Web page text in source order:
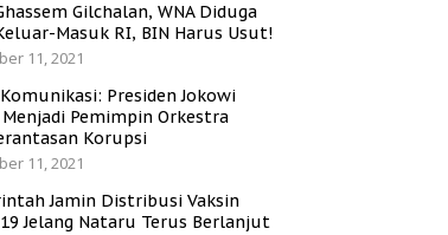
Gilchalan, WNA Diduga
Masuk RI, BIN Harus Usut!
11, 2021
Presiden Jokowi
Pemimpin Orkestra
Korupsi
11, 2021
Jamin Distribusi Vaksin
Jelang Nataru Terus Berlanjut